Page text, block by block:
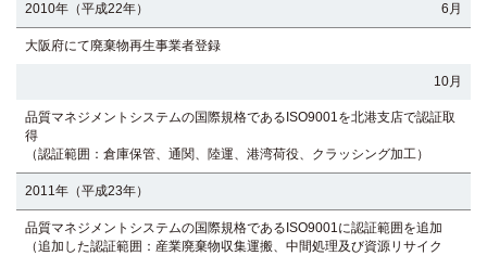
2010年（平成22年） 6月
大阪府にて廃棄物再生事業者登録
10月
品質マネジメントシステムの国際規格であるISO9001を北港支店で認証取
得
（認証範囲：倉庫保管、通関、陸運、港湾荷役、クラッシング加工）
2011年（平成23年）
品質マネジメントシステムの国際規格であるISO9001に認証範囲を追加
（追加した認証範囲：産業廃棄物収集運搬、中間処理及び資源リサイク